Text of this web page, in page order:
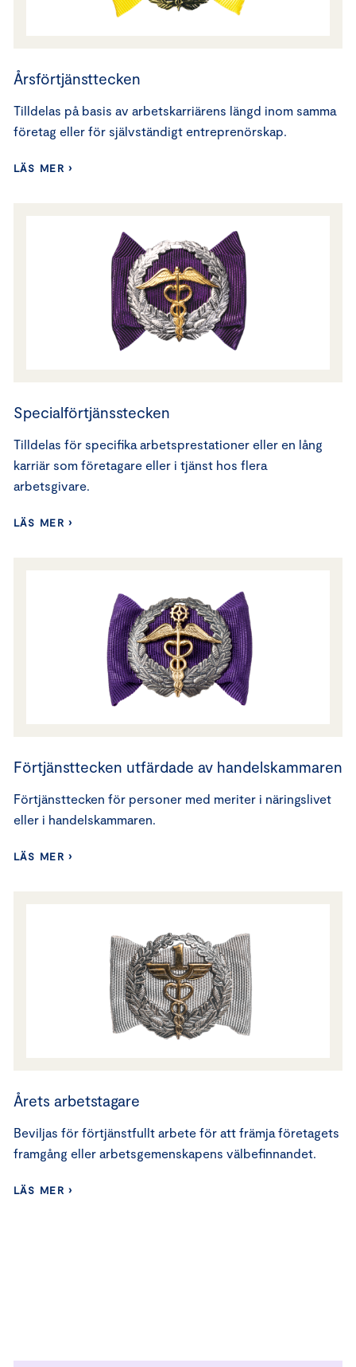
Årsförtjänsttecken
Tilldelas på basis av arbetskarriärens längd inom samma
företag eller för självständigt entreprenörskap.
LÄS MER ›
Specialförtjänsstecken
Tilldelas för specifika arbetsprestationer eller en lång
karriär som företagare eller i tjänst hos flera
arbetsgivare.
LÄS MER ›
Förtjänsttecken utfärdade av handelskammaren
Förtjänsttecken för personer med meriter i näringslivet
eller i handelskammaren.
LÄS MER ›
Årets arbetstagare
Beviljas för förtjänstfullt arbete för att främja företagets
framgång eller arbetsgemenskapens välbefinnandet.
LÄS MER ›